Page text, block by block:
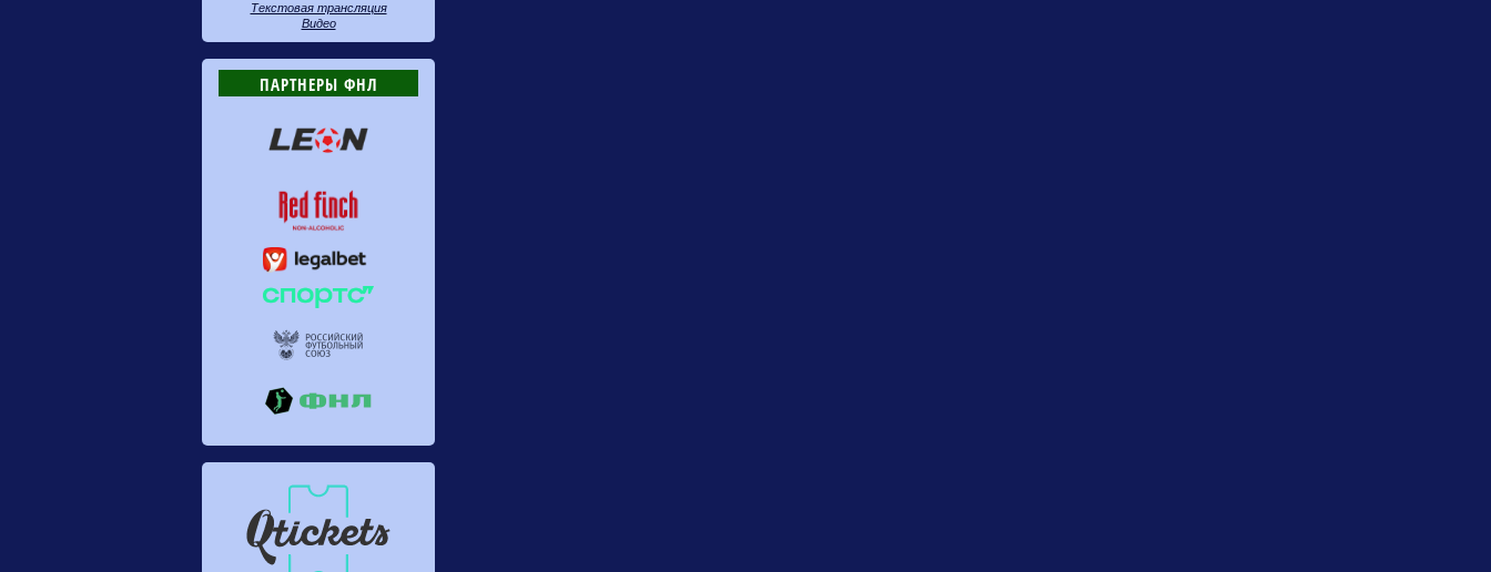
Текстовая трансляция
Видео
ПАРТНЕРЫ ФНЛ